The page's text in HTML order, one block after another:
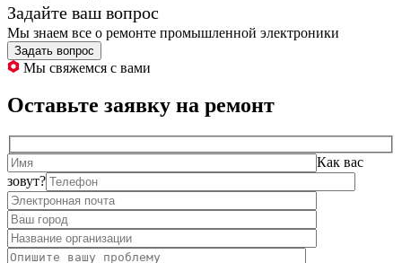
Задайте ваш вопрос
Мы знаем все о ремонте промышленной электроники
Задать вопрос
Мы свяжемся с вами
Оставьте заявку на ремонт
Как вас
зовут?